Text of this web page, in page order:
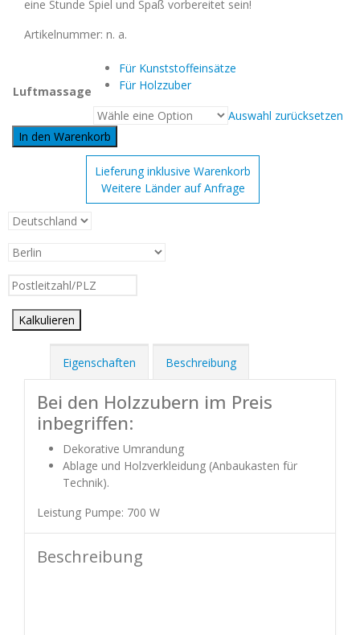
eine Stunde Spiel und Spaß vorbereitet sein!
Artikelnummer: n. a.
Luftmassage
Für Kunststoffeinsätze
Für Holzzuber
Auswahl zurücksetzen
In den Warenkorb
Lieferung inklusive Warenkorb
Weitere Länder auf Anfrage
Kalkulieren
Eigenschaften Beschreibung
Bei den Holzzubern im Preis
inbegriffen:
Dekorative Umrandung
Ablage und Holzverkleidung (Anbaukasten für
Technik).
Leistung Pumpe: 700 W
Beschreibung